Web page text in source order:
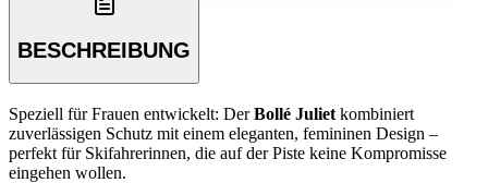
BESCHREIBUNG
Speziell für Frauen entwickelt: DerBollé Juliet kombiniert
zuverlässigen Schutz mit einem eleganten, femininen Design –
perfekt für Skifahrerinnen, die auf der Piste keine Kompromisse
eingehen wollen.